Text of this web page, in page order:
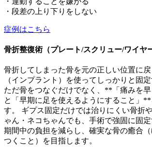
・段差の上り下りをしない
症例はこちら
骨折整復術（プレート/スクリュー/ワイヤ
骨折してしまった骨を元の正しい位置に
（インプラント）を使ってしっかりと固定
ただ骨をつなぐだけでなく、**「痛みを早
と「早期に足を使えるようにすること」
す。 ギプス固定だけでは治りにくい骨折
ゃん・ネコちゃんでも、手術で強固に固
期間中の負担を減らし、確実な骨の癒合
つくこと）を目指します。